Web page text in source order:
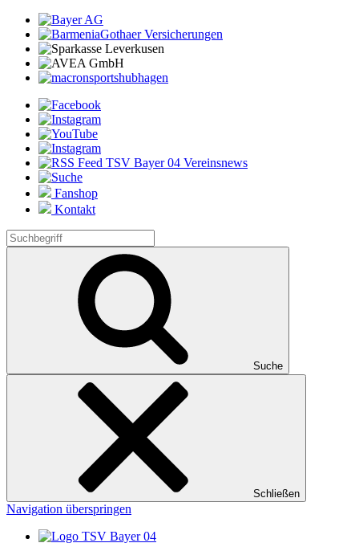
Fanshop
Kontakt
Suche
Schließen
Navigation überspringen